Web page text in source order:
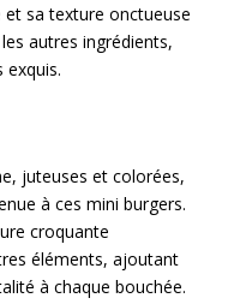
et sa texture onctueuse
autres ingrédients,
exquis.
juteuses et colorées,
à ces mini burgers.
croquante
éléments, ajoutant
à chaque bouchée.